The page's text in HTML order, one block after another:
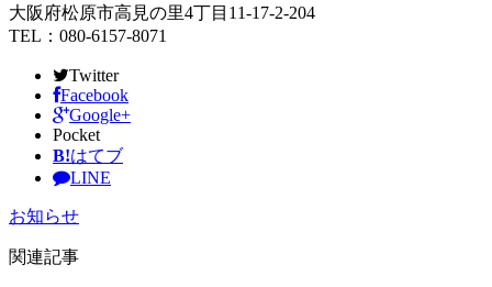
大阪府松原市高見の里4丁目11-17-2-204
TEL：080-6157-8071
Twitter
Facebook
Google+
Pocket
B!はてブ
LINE
お知らせ
関連記事